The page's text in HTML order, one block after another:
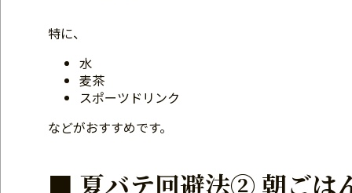
特に、
水
麦茶
スポーツドリンク
などがおすすめです。
■ 夏バテ回避法② 朝ごは